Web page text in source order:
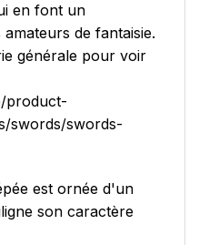
en font un
de fantaisie.
générale pour voir
product-
swords/swords-
est ornée d'un
son caractère